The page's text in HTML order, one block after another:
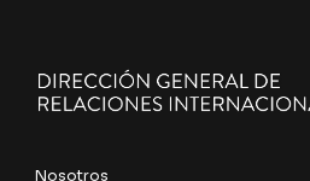
Nosotros